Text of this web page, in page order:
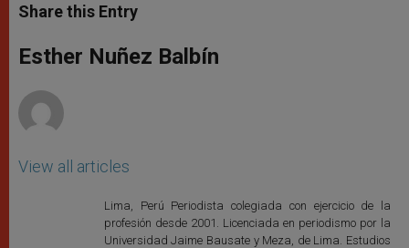
t
s
p
p
s
e
g
e
e
b
o
k
r
Share this Entry
Esther Nuñez Balbín
View all articles
Lima, Perú Periodista colegiada con ejercicio de la
profesión desde 2001. Licenciada en periodismo por la
Universidad Jaime Bausate y Meza, de Lima. Estudios